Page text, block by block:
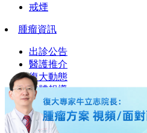
戒煙
腫瘤資訊
出診公告
醫護推介
復大動態
媒體報導
行業動態
聯繫我們